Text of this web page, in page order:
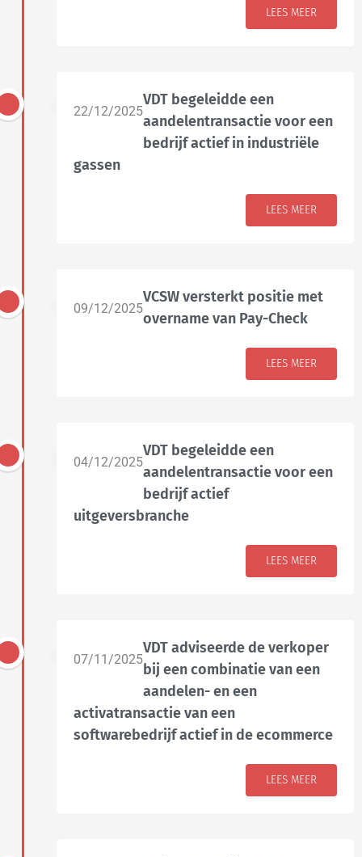
LEES MEER
22/12/2025
VDT begeleidde een
aandelentransactie voor een
bedrijf actief in industriële
gassen
LEES MEER
09/12/2025
VCSW versterkt positie met
overname van Pay-Check
LEES MEER
04/12/2025
VDT begeleidde een
aandelentransactie voor een
bedrijf actief
uitgeversbranche
LEES MEER
07/11/2025
VDT adviseerde de verkoper
bij een combinatie van een
aandelen- en een
activatransactie van een
softwarebedrijf actief in de ecommerce
LEES MEER